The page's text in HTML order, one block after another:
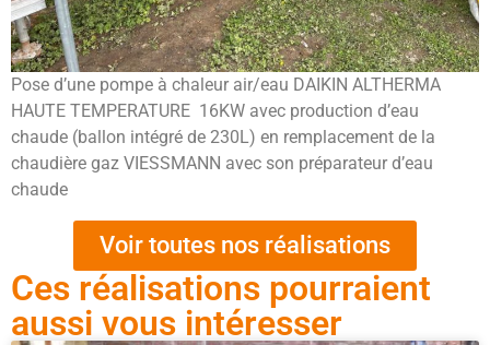
Pose d’une pompe à chaleur air/eau DAIKIN ALTHERMA
HAUTE TEMPERATURE 16KW avec production d’eau
chaude (ballon intégré de 230L) en remplacement de la
chaudière gaz VIESSMANN avec son préparateur d’eau
chaude
Voir toutes nos réalisations
Ces réalisations pourraient
aussi vous intéresser